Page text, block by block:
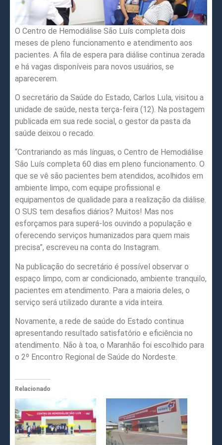
O Centro de Hemodiálise São Luís completa dois
meses de pleno funcionamento e atendimento aos
pacientes. A fila de espera para diálise continua zerada
e há vagas disponíveis para novos usuários, se
aparecerem.
O secretário da Saúde do Estado, Carlos Lula, visitou a
unidade de saúde, nesta terça-feira (12). Na postagem
publicada em sua rede social, o gestor da pasta da
saúde deixou o recado.
“Contrariando as más línguas, o Centro de Hemodiálise
São Luís completa 60 dias em pleno funcionamento. O
que se vê são pacientes bem atendidos, acolhidos em
ambiente limpo, com equipe profissional e
equipamentos de qualidade para a realização da diálise.
O SUS tem desafios diários? Muitos! Mas nos
esforçamos para superá-los ouvindo a população e
oferecendo serviços humanizados para quem mais
precisa”, escreveu na conta do Instagram.
Na publicação do secretário é possível observar o
espaço limpo, com ar condicionado, ambiente tranquilo,
pacientes em atendimento. Para a maioria deles, o
serviço será utilizado durante a vida inteira.
Novamente, a rede de saúde do Estado continua
apresentando resultado satisfatório e eficiência no
atendimento. Não à toa, o Maranhão foi escolhido para
o 2º Encontro Regional de Saúde do Nordeste.
Relacionado